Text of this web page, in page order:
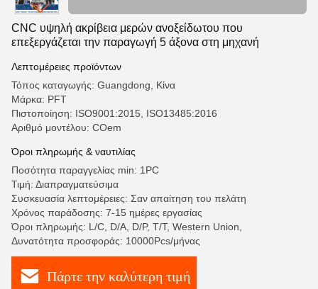
CNC υψηλή ακρίβεια μερών ανοξείδωτου που
επεξεργάζεται την παραγωγή 5 άξονα στη μηχανή
Λεπτομέρειες προϊόντων
Τόπος καταγωγής: Guangdong, Κίνα
Μάρκα: PFT
Πιστοποίηση: ISO9001:2015, ISO13485:2016
Αριθμό μοντέλου: COem
Όροι πληρωμής & ναυτιλίας
Ποσότητα παραγγελίας min: 1PC
Τιμή: Διαπραγματεύσιμα
Συσκευασία λεπτομέρειες: Σαν απαίτηση του πελάτη
Χρόνος παράδοσης: 7-15 ημέρες εργασίας
Όροι πληρωμής: L/C, D/A, D/P, T/T, Western Union,
Δυνατότητα προσφοράς: 10000Pcs/μήνας
Πάρτε την καλύτερη τιμή